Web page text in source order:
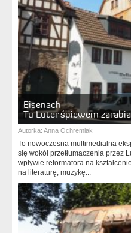
Eisenach
Tu Luter śpiewem
Autorka: Anna Ochremiak
To nowoczesna multimedialna
się wokół przetłumaczenia przez
wpływie reformatora na
na literaturę, muzykę...